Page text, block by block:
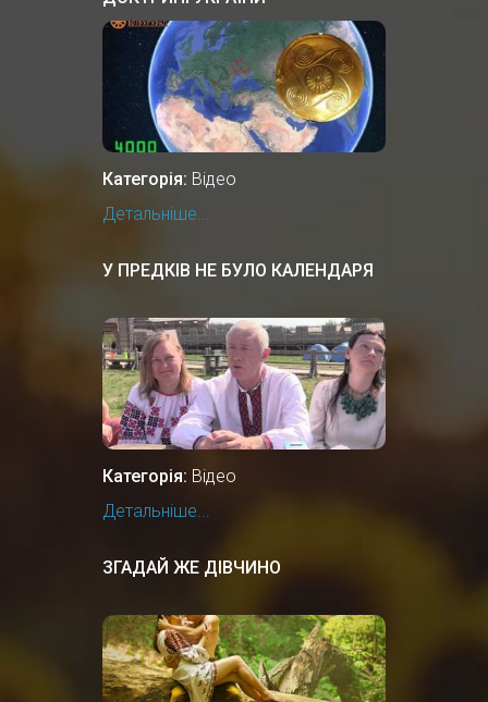
Категорія: Відео
Детальніше...
У ПРЕДКІВ НЕ БУЛО КАЛЕНДАРЯ
Категорія: Відео
Детальніше...
ЗГАДАЙ ЖЕ ДІВЧИНО